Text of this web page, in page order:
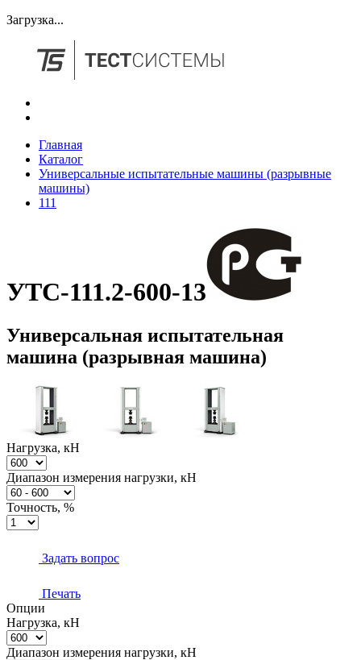
Загрузка...
Главная
Каталог
Универсальные испытательные машины (разрывные
машины)
111
УТС-111.2-600-13
Универсальная испытательная
машина (разрывная машина)
Нагрузка, кН
Диапазон измерения нагрузки, кН
Точность, %
Задать вопрос
Печать
Опции
Нагрузка, кН
Диапазон измерения нагрузки, кН